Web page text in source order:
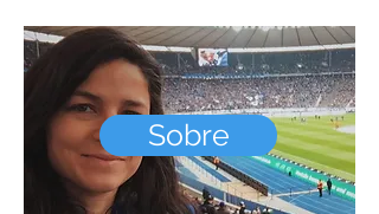
Sobre